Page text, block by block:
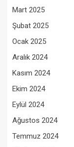
Mart 2025
Şubat 2025
Ocak 2025
Aralık 2024
Kasım 2024
Ekim 2024
Eylül 2024
Ağustos 2024
Temmuz 2024